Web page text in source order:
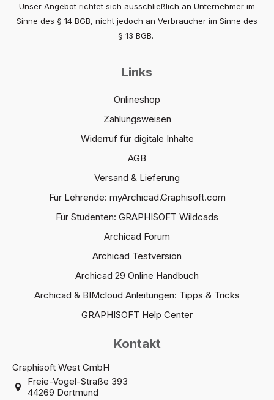
Unser Angebot richtet sich ausschließlich an Unternehmer im
Sinne des § 14 BGB, nicht jedoch an Verbraucher im Sinne des
§ 13 BGB.
Links
Onlineshop
Zahlungsweisen
Widerruf für digitale Inhalte
AGB
Versand & Lieferung
Für Lehrende: myArchicad.Graphisoft.com
Für Studenten: GRAPHISOFT Wildcads
Archicad Forum
Archicad Testversion
Archicad 29 Online Handbuch
Archicad & BIMcloud Anleitungen: Tipps & Tricks
GRAPHISOFT Help Center
Kontakt
Graphisoft West GmbH
Freie-Vogel-Straße 393
44269 Dortmund